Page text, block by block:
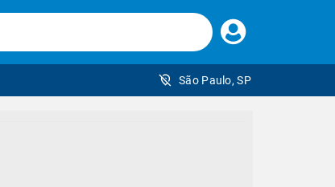
Faça
seu
São Paulo, SP